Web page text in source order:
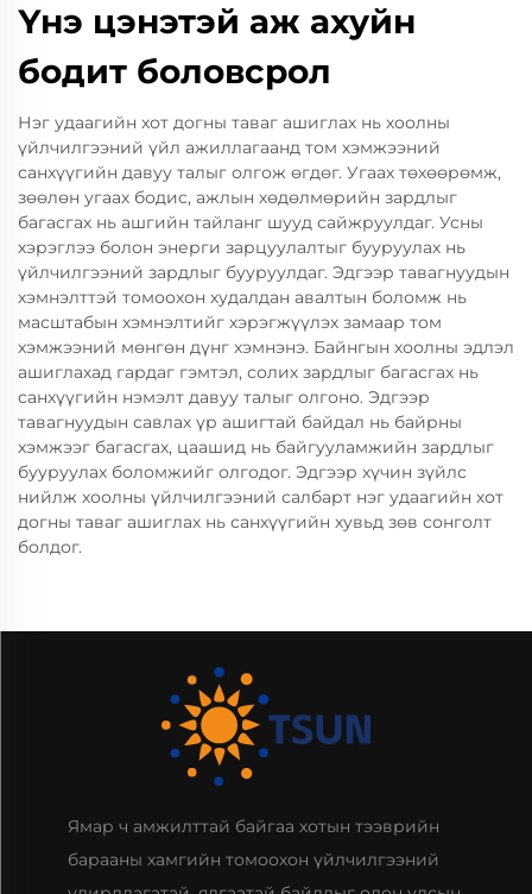
Үнэ цэнэтэй аж ахуйн
бодит боловсрол
Нэг удаагийн хот догны таваг ашиглах нь хоолны
үйлчилгээний үйл ажиллагаанд том хэмжээний
санхүүгийн давуу талыг олгож өгдөг. Угаах төхөөрөмж,
зөөлөн угаах бодис, ажлын хөдөлмөрийн зардлыг
багасгах нь ашгийн тайланг шууд сайжруулдаг. Усны
хэрэглээ болон энерги зарцуулалтыг бууруулах нь
үйлчилгээний зардлыг бууруулдаг. Эдгээр тавагнуудын
хэмнэлттэй томоохон худалдан авалтын боломж нь
масштабын хэмнэлтийг хэрэгжүүлэх замаар том
хэмжээний мөнгөн дүнг хэмнэнэ. Байнгын хоолны эдлэл
ашиглахад гардаг гэмтэл, солих зардлыг багасгах нь
санхүүгийн нэмэлт давуу талыг олгоно. Эдгээр
тавагнуудын савлах үр ашигтай байдал нь байрны
хэмжээг багасгах, цаашид нь байгууламжийн зардлыг
бууруулах боломжийг олгодог. Эдгээр хүчин зүйлс
нийлж хоолны үйлчилгээний салбарт нэг удаагийн хот
догны таваг ашиглах нь санхүүгийн хувьд зөв сонголт
болдог.
Ямар ч амжилттай байгаа хотын тээврийн
барааны хамгийн томоохон үйлчилгээний